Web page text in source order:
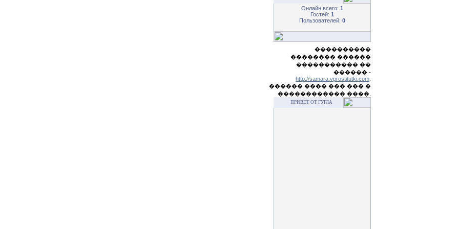
Онлайн всего: 1
Гостей: 1
Пользователей: 0
����������
�������� ������
����������� ��
������ -
http://samara.vprostitutki.com
������ ���� ��� ��� �
������������ ����.
ПРИВЕТ ОТ ГУГЛА